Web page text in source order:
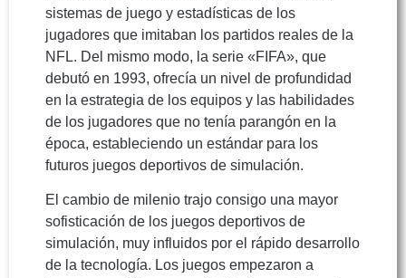
sistemas de juego y estadísticas de los
jugadores que imitaban los partidos reales de la
NFL. Del mismo modo, la serie «FIFA», que
debutó en 1993, ofrecía un nivel de profundidad
en la estrategia de los equipos y las habilidades
de los jugadores que no tenía parangón en la
época, estableciendo un estándar para los
futuros juegos deportivos de simulación.
El cambio de milenio trajo consigo una mayor
sofisticación de los juegos deportivos de
simulación, muy influidos por el rápido desarrollo
de la tecnología. Los juegos empezaron a